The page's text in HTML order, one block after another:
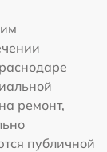
ремонт,
публичной